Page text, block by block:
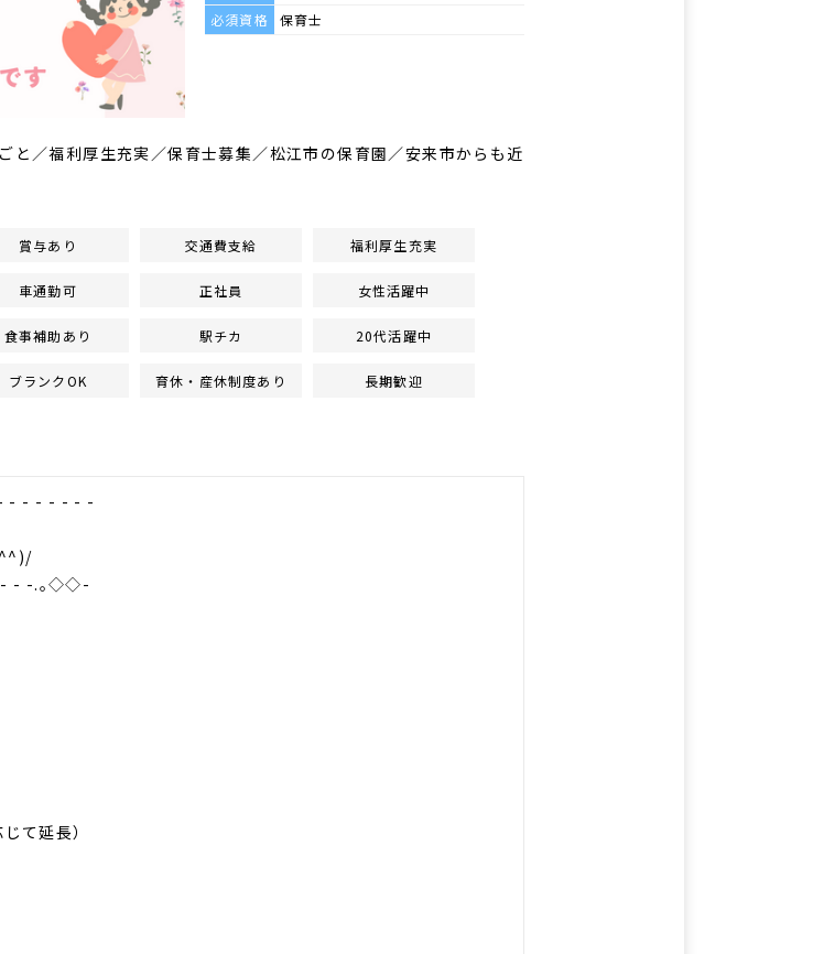
必須資格
保育士
と／福利厚生充実／保育士募集／松江市の保育園／安来市からも近
賞与あり 交通費支給 福利厚生充実
車通勤可 正社員 女性活躍中
食事補助あり 駅チカ 20代活躍中
ブランクOK 育休・産休制度あり 長期歓迎
- - - - - - -
- -.｡◇◇-
て延長）